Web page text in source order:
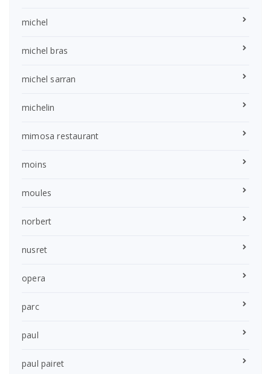
michel
michel bras
michel sarran
michelin
mimosa restaurant
moins
moules
norbert
nusret
opera
parc
paul
paul pairet